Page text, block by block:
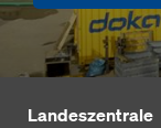
Landeszentrale